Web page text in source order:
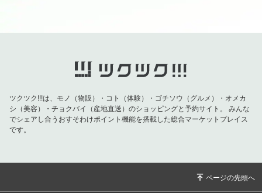
ツクツク!!!は、モノ（物販）・コト（体験）・ゴチソウ（グルメ）・オメカ
シ（美容）・チョクバイ（産地直送）のショッピングと予約サイト。
みんな
でシェアし合うおすそわけポイント機能を搭載した総合マーケットプレイス
です。